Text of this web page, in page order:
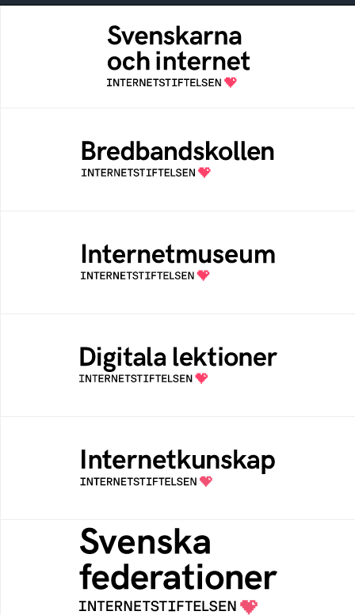
Svenskarna och internet
En årlig studie av svenska folkets
internetvanor
Bredbandskollen är ett oberoende
konsumentverktyg som drivs av
Internetstiftelsen
Ett digitalt museum som byggts, och kureras
av Internetstiftelsen
Öppen digital lärresurs med färdiga lektioner
för alla stadier i grundskolan
Samlad kunskap som hjälper dig att bli en
säker och medveten internetanvändare
Svenska federationer
Grunden för medlemskap i en sektors- eller
kontextspecifik federation